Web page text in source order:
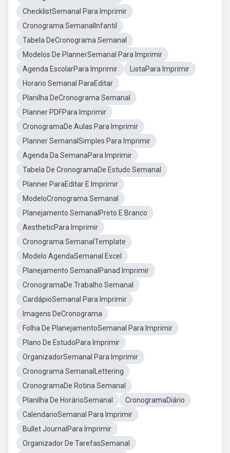
ChecklistSemanal Para Imprimir
Cronograma SemanalInfantil
Tabela DeCronograma Semanal
Modelos De PlannerSemanal Para Imprimir
Agenda EscolarPara Imprimir
ListaPara Imprimir
Horario Semanal ParaEditar
Planilha DeCronograma Semanal
Planner PDFPara Imprimir
CronogramaDe Aulas Para Imprimir
Planner SemanalSimples Para Imprimir
Agenda Da SemanaPara Imprimir
Tabela De CronogramaDe Estudo Semanal
Planner ParaEditar E Imprimir
ModeloCronograma Semanal
Planejamento SemanalPreto E Branco
AestheticPara Imprimir
Cronograma SemanalTemplate
Modelo AgendaSemanal Excel
Planejamento SemanalPanad Imprimir
CronogramaDe Trabalho Semanal
CardápioSemanal Para Imprimir
Imagens DeCronograma
Folha De PlanejamentoSemanal Para Imprimir
Plano De EstudoPara Imprimir
OrganizadorSemanal Para Imprimir
Cronograma SemanalLettering
CronogramaDe Rotina Semanal
Planilha De HorárioSemanal
CronogramaDiário
CalendarioSemanal Para Imprimir
Bullet JournalPara Imprimir
Organizador De TarefasSemanal